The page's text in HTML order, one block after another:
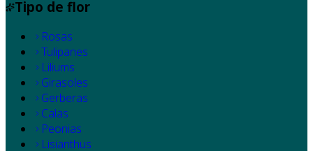
Tipo de flor
Rosas
Tulipanes
Liliums
Girasoles
Gerberas
Calas
Peonias
Lisianthus